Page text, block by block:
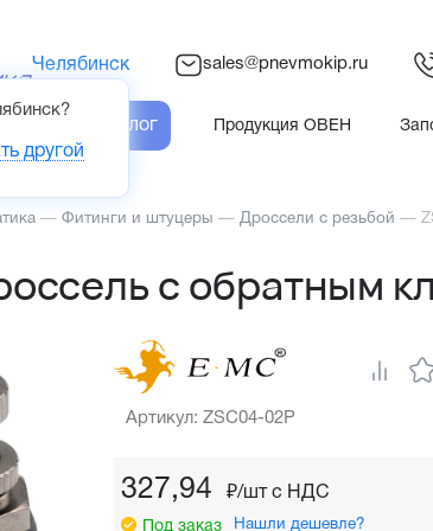
Челябинск
?
другой
sales@pnevmokip.ru
Каталог Продукция ОВЕН
— Фитинги и штуцеры — Дроссели с резьбой —
с обратным
Артикул: ZSC04-02P
327,94 ₽/шт c НДС
Под заказ Нашли дешевле?